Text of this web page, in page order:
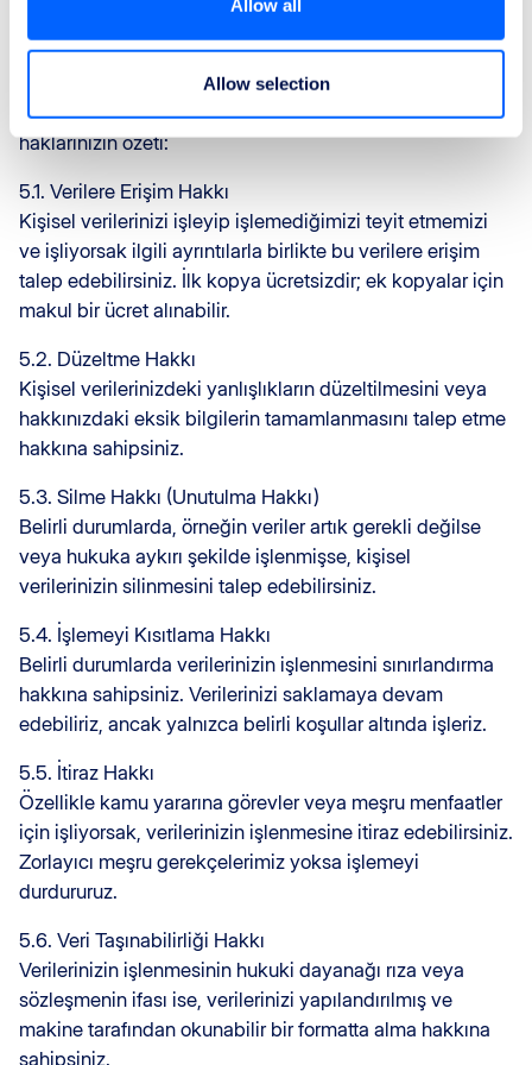
Allow all
Allow selection
ReFly'da, veri haklarınıza ve gizliliğinize önem veririz.
Veri koruma mevzuatı kapsamında sahip olduğunuz
haklardan haberdar olmanızı isteriz. İşte temel
haklarınızın özeti:
5.1. Verilere Erişim Hakkı
Kişisel verilerinizi işleyip işlemediğimizi teyit etmemizi
ve işliyorsak ilgili ayrıntılarla birlikte bu verilere erişim
talep edebilirsiniz. İlk kopya ücretsizdir; ek kopyalar için
makul bir ücret alınabilir.
5.2. Düzeltme Hakkı
Kişisel verilerinizdeki yanlışlıkların düzeltilmesini veya
hakkınızdaki eksik bilgilerin tamamlanmasını talep etme
hakkına sahipsiniz.
5.3. Silme Hakkı (Unutulma Hakkı)
Belirli durumlarda, örneğin veriler artık gerekli değilse
veya hukuka aykırı şekilde işlenmişse, kişisel
verilerinizin silinmesini talep edebilirsiniz.
5.4. İşlemeyi Kısıtlama Hakkı
Belirli durumlarda verilerinizin işlenmesini sınırlandırma
hakkına sahipsiniz. Verilerinizi saklamaya devam
edebiliriz, ancak yalnızca belirli koşullar altında işleriz.
5.5. İtiraz Hakkı
Özellikle kamu yararına görevler veya meşru menfaatler
için işliyorsak, verilerinizin işlenmesine itiraz edebilirsiniz.
Zorlayıcı meşru gerekçelerimiz yoksa işlemeyi
durdururuz.
5.6. Veri Taşınabilirliği Hakkı
Verilerinizin işlenmesinin hukuki dayanağı rıza veya
sözleşmenin ifası ise, verilerinizi yapılandırılmış ve
makine tarafından okunabilir bir formatta alma hakkına
sahipsiniz.